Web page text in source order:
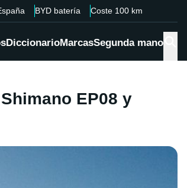
BYD batería Coste 100 km
DiccionarioMarcasSegunda mano
EP08 y